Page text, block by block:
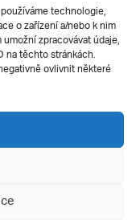
technologie,
o zařízení a/nebo k nim
zpracovávat údaje,
těchto stránkách.
ovlivnit některé